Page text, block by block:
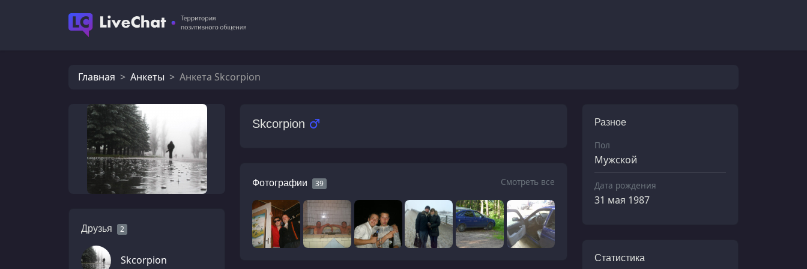
Главная Анкеты Анкета Skcorpion
Друзья 2
Skcorpion
Skcorpion
Фотографии 39 Смотреть все
Разное
Пол
Мужской
Дата рождения
31 мая 1987
Статистика